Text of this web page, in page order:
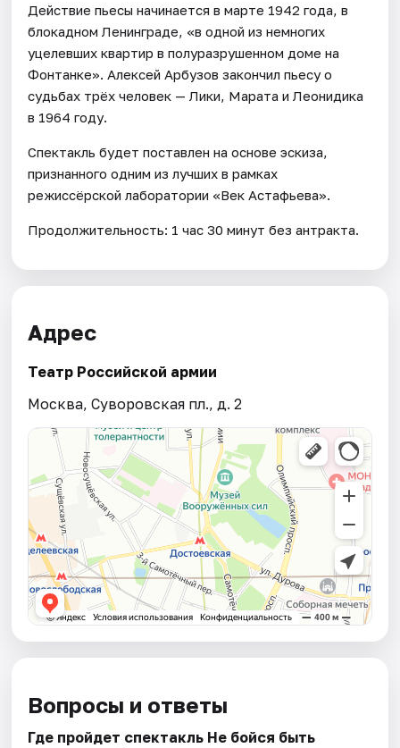
Действие пьесы начинается в марте 1942 года, в
блокадном Ленинграде, «в одной из немногих
уцелевших квартир в полуразрушенном доме на
Фонтанке». Алексей Арбузов закончил пьесу о
судьбах трёх человек — Лики, Марата и Леонидика
в 1964 году.
Спектакль будет поставлен на основе эскиза,
признанного одним из лучших в рамках
режиссёрской лаборатории «Век Астафьева».
Продолжительность: 1 час 30 минут без антракта.
Адрес
Театр Российской армии
Москва, Суворовская пл., д. 2
Вопросы и ответы
Где пройдет спектакль Не бойся быть